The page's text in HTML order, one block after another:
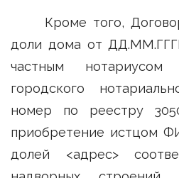
Кроме того,
доли дома от
частным нотариусом
городского
номер по реестру
приобретение истцом
долей <адрес>